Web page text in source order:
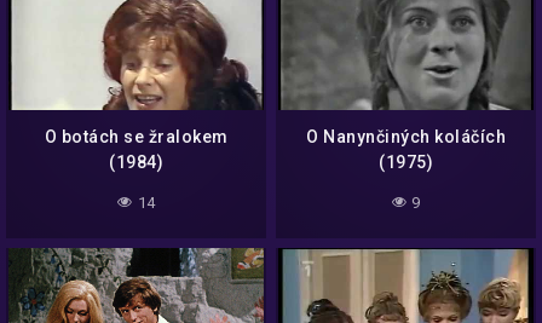
O botách se žralokem
(1984)
14
O Nanynčiných koláčích
(1975)
9